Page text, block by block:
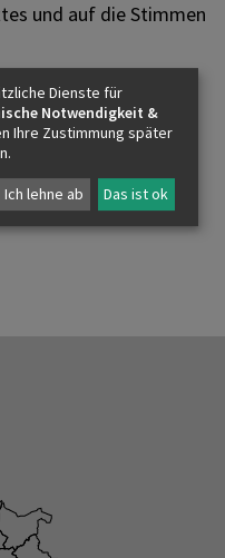
und auf die Stimmen
Dienste für
Notwendigkeit &
Ihre Zustimmung später
Ich lehne ab Das ist ok